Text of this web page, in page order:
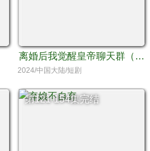
离婚后我觉醒皇帝聊天群（开局诸皇赐我神力）
2024/中国大陆/短剧
第121-154集完结